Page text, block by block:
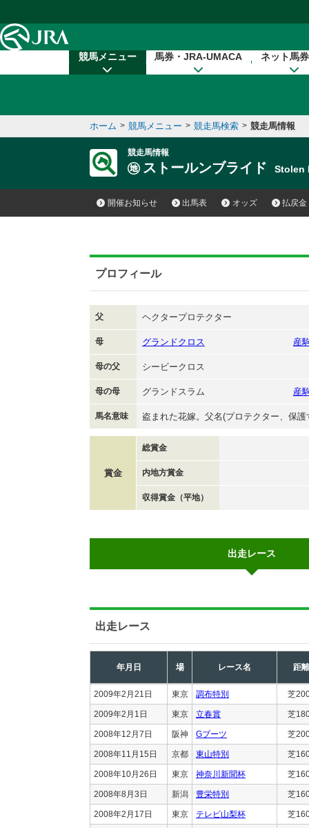
競馬メニュー 馬券・JRA-UMACA ネット馬
ホーム > 競馬メニュー > 競走馬検索 > 競走馬情報
競走馬情報
ストールンブライド Stolen
開催お知らせ 出馬表 オッズ 払戻金
プロフィール
父 ヘクタープロテクター
母 グランドクロス 産
母の父 シービークロス
母の母 グランドスラム 産
馬名意味 盗まれた花嫁。父名(プロテクター、保
賞金
総賞金
内地方賞金
収得賞金（平地）
出走レース
出走レース
年月日 場 レース名 距離
2009年2月21日 東京 調布特別 芝
2009年2月1日 東京 立春賞 芝
2008年12月7日 阪神 Gブーツ 芝
2008年11月15日 京都 東山特別 芝
2008年10月26日 東京 神奈川新聞杯 芝
2008年8月3日 新潟 豊栄特別 芝
2008年2月17日 東京 テレビ山梨杯 芝